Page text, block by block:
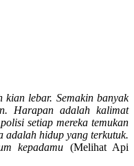
lebar. Semakin banyak
Harapan adalah kalimat
setiap mereka temukan
hidup yang terkutuk.
kepadamu (Melihat Api